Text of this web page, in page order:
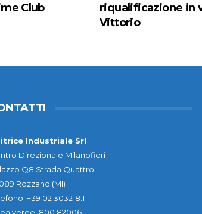
Club
riqualificazione in
Vittorio
Industriale Srl
Direzionale Milanofiori
Q8 Strada Quattro
Rozzano (MI)
+39 02 303218.1